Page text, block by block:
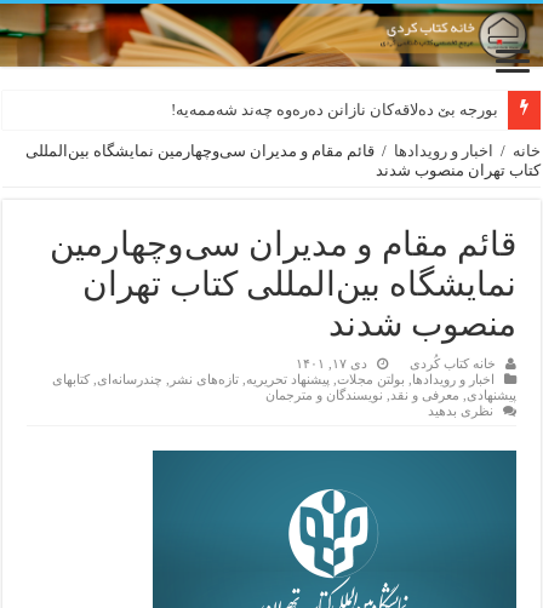
بورجە بێ دەلاقەکان نازانن دەرەوە چەند شەممەیە!
ترجمه‌ی گزیده‌‌ی اشعار فرهاد شاکلی به زبان فارسی
خانه / اخبار و رویدادها / قائم مقام و مدیران سی‌وچهارمین نمایشگاه بین‌المللی
کتاب تهران منصوب شدند
قائم مقام و مدیران سی‌وچهارمین
نمایشگاه بین‌المللی کتاب تهران
منصوب شدند
خانه کتاب کُردی
دی ۱۷, ۱۴۰۱
اخبار و رویدادها
بولتن مجلات پیشنهاد تحریریه ,تازەهای نشر چندرسانه‌ای ,کتابهای
پیشنهادی
معرفی و نقد
نویسندگان و مترجمان
نظری بدهید